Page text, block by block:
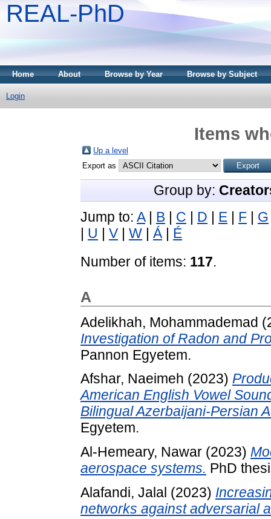
REAL-PhD
Home About Browse by Year Browse by Subject
Login
Items
Up a level
Export as
Group by:
Jump to: A| B | C | D | E | F | G
| U | V | W | Á | É
Number of items: 117.
A
Adelikhah, Mohammademad
Investigation of Radon and
Pannon Egyetem.
Afshar, Naeimeh (2023)
American English Vowel
Bilingual Azerbaijani-Persian
Egyetem.
Al-Hemeary, Nawar (2023)
aerospace systems. PhD
Alafandi, Jalal (2023)
networks against adversarial